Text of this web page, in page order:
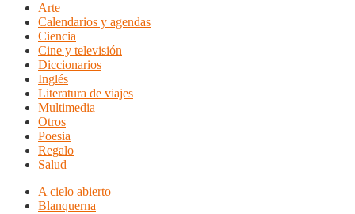
Arte
Calendarios y agendas
Ciencia
Cine y televisión
Diccionarios
Inglés
Literatura de viajes
Multimedia
Otros
Poesia
Regalo
Salud
A cielo abierto
Blanquerna